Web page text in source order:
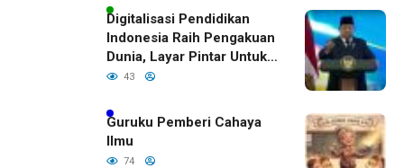
Digitalisasi Pendidikan
Indonesia Raih Pengakuan
Dunia, Layar Pintar Untuk
Semua Siswa
43
Guruku Pemberi Cahaya
Ilmu
74